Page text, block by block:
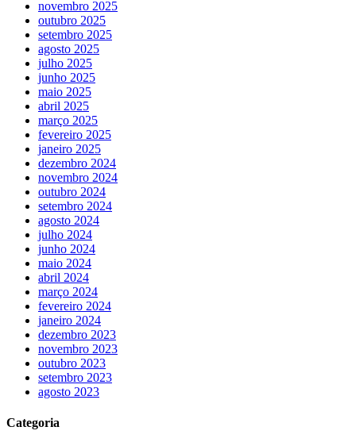
novembro 2025
outubro 2025
setembro 2025
agosto 2025
julho 2025
junho 2025
maio 2025
abril 2025
março 2025
fevereiro 2025
janeiro 2025
dezembro 2024
novembro 2024
outubro 2024
setembro 2024
agosto 2024
julho 2024
junho 2024
maio 2024
abril 2024
março 2024
fevereiro 2024
janeiro 2024
dezembro 2023
novembro 2023
outubro 2023
setembro 2023
agosto 2023
Categoria